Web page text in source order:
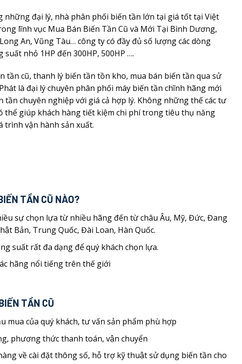
những đại lý, nhà phân phối biến tần lớn tại giá tốt tại Việt
lĩnh vục Mua Bán Biến Tần Cũ và Mới Tại Bình Dương,
An, Vũng Tàu… công ty có đầy đủ số lượng các dòng
suất nhỏ 1HP đến 300HP, 500HP ….
tần cũ, thanh lý biến tần tồn kho, mua bán biến tần qua sử
là đại lý chuyên phân phối máy biến tần chĩnh hãng mới
tần chuyên nghiệp với giá cả hợp lý. Không những thế các tư
thể giúp khách hàng tiết kiệm chi phí trong tiêu thụ năng
trình vận hành sản xuất.
TẦN CŨ NÀO?
sự chọn lựa từ nhiều hãng đến từ châu Âu, Mỹ, Đức, Đang
Bản, Trung Quốc, Đài Loan, Hàn Quốc.
suất rất đa dạng để quý khách chọn lựa.
hãng nổi tiếng trên thế giới
TẦN CŨ
mua của quý khách, tư vấn sản phẩm phù hợp
phương thức thanh toán, vận chuyển
về cài đặt thông số, hỗ trợ kỹ thuật sử dụng biến tần cho